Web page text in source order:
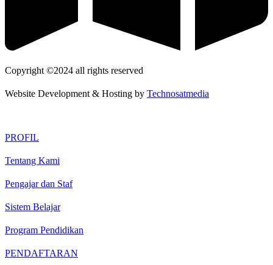
Copyright ©2024 all rights reserved
Website Development & Hosting by Technosatmedia
PROFIL
Tentang Kami
Pengajar dan Staf
Sistem Belajar
Program Pendidikan
PENDAFTARAN